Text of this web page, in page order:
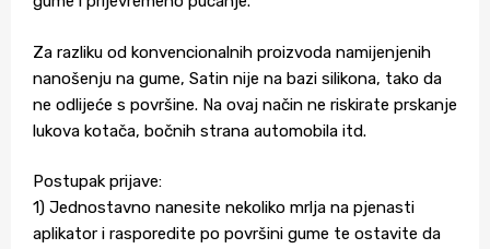
Za razliku od konvencionalnih proizvoda namijenjenih
nanošenju na gume, Satin nije na bazi silikona, tako da
ne odlijeće s površine. Na ovaj način ne riskirate prskanje
lukova kotača, bočnih strana automobila itd.
Postupak prijave:
1) Jednostavno nanesite nekoliko mrlja na pjenasti
aplikator i rasporedite po površini gume te ostavite da